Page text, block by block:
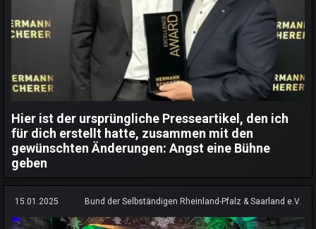
Hier ist der ursprüngliche Presseartikel, den ich
für dich erstellt hatte, zusammen mit den
gewünschten Änderungen: Angst eine Bühne
geben
15.01.2025 Bund der Selbständigen Rheinland-Pfalz & Saarland e.V.